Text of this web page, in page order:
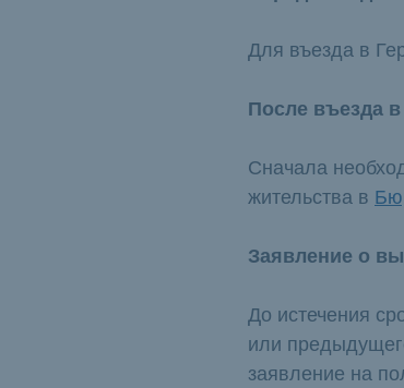
Для въезда в
После въезда
Сначала
жительства в
Заявление о
До истечения
или
заявление на